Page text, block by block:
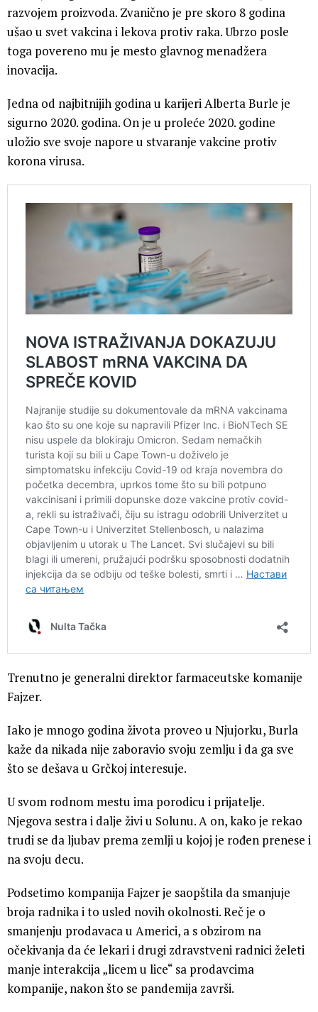
razvojem proizvoda. Zvanično je pre skoro 8 godina
ušao u svet vakcina i lekova protiv raka. Ubrzo posle
toga povereno mu je mesto glavnog menadžera
inovacija.
Jedna od najbitnijih godina u karijeri Alberta Burle je
sigurno 2020. godina. On je u proleće 2020. godine
uložio sve svoje napore u stvaranje vakcine protiv
korona virusa.
Trenutno je generalni direktor farmaceutske komanije
Fajzer.
Iako je mnogo godina života proveo u Njujorku, Burla
kaže da nikada nije zaboravio svoju zemlju i da ga sve
što se dešava u Grčkoj interesuje.
U svom rodnom mestu ima porodicu i prijatelje.
Njegova sestra i dalje živi u Solunu. A on, kako je rekao
trudi se da ljubav prema zemlji u kojoj je rođen prenese i
na svoju decu.
Podsetimo kompanija Fajzer je saopštila da smanjuje
broja radnika i to usled novih okolnosti. Reč je o
smanjenju prodavaca u Americi, a s obzirom na
očekivanja da će lekari i drugi zdravstveni radnici želeti
manje interakcija „licem u lice“ sa prodavcima
kompanije, nakon što se pandemija završi.